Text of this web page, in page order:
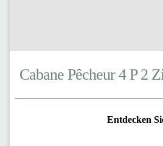
Cabane Pêcheur 4 P 2
Entdecken